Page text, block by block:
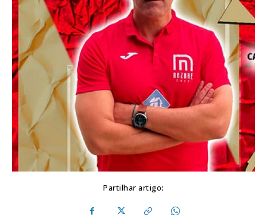
Partilhar artigo: